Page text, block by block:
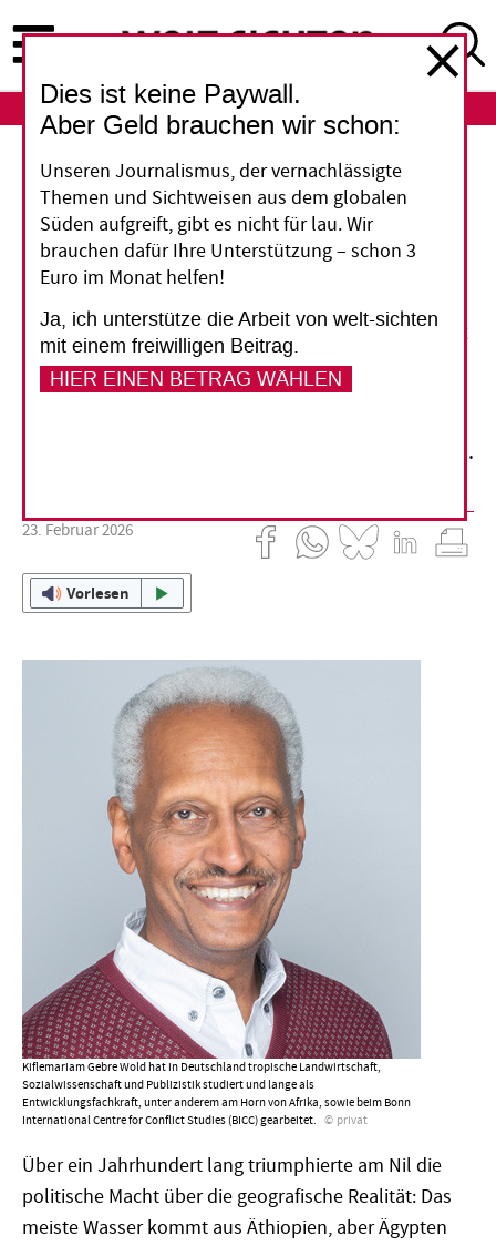
zum
Inhalt
ABO
Wasserpolitik
Die Dekolonisierung des
Nils
Großbritannien hat als Kolonialmacht das Recht
auf das Wasser des Nils allein Ägypten
zugesichert. Mit dem Großstaudamm in
Europa sollte seine Politik der Realität anpassen.
23. Februar 2026
Vorlesen
Kiflemariam Gebre Wold hat in Deutschland tropische Landwirtschaft,
Sozialwissenschaft und Publizistik studiert und lange als
Entwicklungsfachkraft, unter anderem am Horn von Afrika, sowie beim Bonn
International Centre for Conflict Studies (BICC) gearbeitet.
privat
Über ein Jahrhundert lang triumphierte am Nil die
politische Macht über die geografische Realität: Das
meiste Wasser kommt aus Äthiopien, aber Ägypten
Dies ist keine Paywall.
Aber Geld brauchen wir schon:
Unseren Journalismus, der vernachlässigte
Themen und Sichtweisen aus dem globalen
Süden aufgreift, gibt es nicht für lau. Wir
brauchen dafür Ihre Unterstützung – schon 3
Euro im Monat helfen!
Ja, ich unterstütze die Arbeit von welt-sichten
mit einem freiwilligen Beitrag.
HIER EINEN BETRAG WÄHLEN